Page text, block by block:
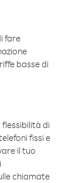
fare
basse di
di
fissi e
il tuo
chiamate